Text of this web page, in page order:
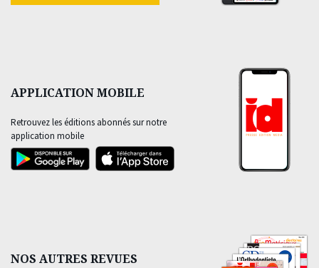
APPLICATION MOBILE
Retrouvez les éditions abonnés sur notre
application mobile
NOS AUTRES REVUES